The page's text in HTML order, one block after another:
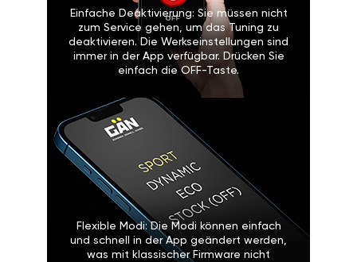
Einfache Deaktivierung: Sie müssen nicht
zum Service gehen, um das Tuning zu
deaktivieren. Die Werkseinstellungen sind
immer in der App verfügbar. Drücken Sie
einfach die OFF-Taste.
Flexible Modi: Die Modi können einfach
und schnell in der App geändert werden,
was mit klassischer Firmware nicht